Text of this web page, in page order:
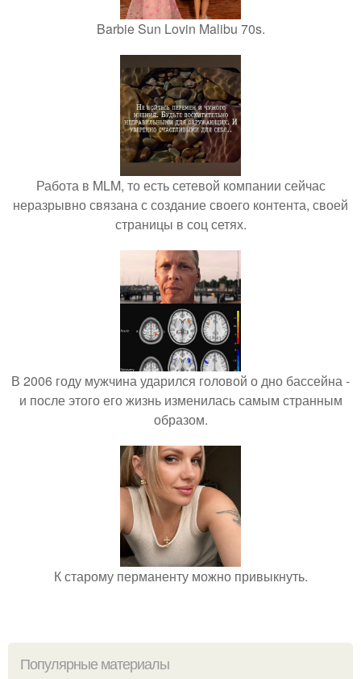
Barbie Sun Lovin Malibu 70s.
Работа в MLM, то есть сетевой компании сейчас
неразрывно связана с создание своего контента, своей
страницы в соц сетях.
В 2006 году мужчина ударился головой о дно бассейна -
и после этого его жизнь изменилась самым странным
образом.
К старому перманенту можно привыкнуть.
Популярные материалы